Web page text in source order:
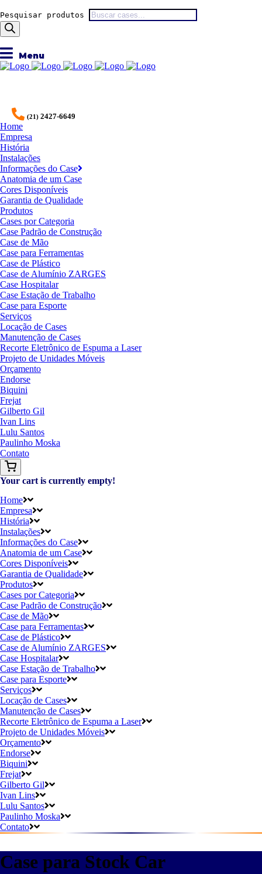
Pesquisar produtos
(21) 2427-6649
Home
Empresa
História
Instalações
Informações do Case
Anatomia de um Case
Cores Disponíveis
Garantia de Qualidade
Produtos
Cases por Categoria
Case Padrão de Construção
Case de Mão
Case para Ferramentas
Case de Plástico
Case de Alumínio ZARGES
Case Hospitalar
Case Estação de Trabalho
Case para Esporte
Serviços
Locação de Cases
Manutenção de Cases
Recorte Eletrônico de Espuma a Laser
Projeto de Unidades Móveis
Orçamento
Endorse
Biquini
Frejat
Gilberto Gil
Ivan Lins
Lulu Santos
Paulinho Moska
Contato
Your cart is currently empty!
Home
Empresa
História
Instalações
Informações do Case
Anatomia de um Case
Cores Disponíveis
Garantia de Qualidade
Produtos
Cases por Categoria
Case Padrão de Construção
Case de Mão
Case para Ferramentas
Case de Plástico
Case de Alumínio ZARGES
Case Hospitalar
Case Estação de Trabalho
Case para Esporte
Serviços
Locação de Cases
Manutenção de Cases
Recorte Eletrônico de Espuma a Laser
Projeto de Unidades Móveis
Orçamento
Endorse
Biquini
Frejat
Gilberto Gil
Ivan Lins
Lulu Santos
Paulinho Moska
Contato
Case para Stock Car